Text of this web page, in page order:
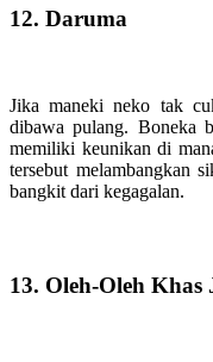
12. Daruma
Jika maneki neko tak
dibawa pulang. Boneka
memiliki keunikan di
tersebut melambangkan
bangkit dari kegagalan.
13. Oleh-Oleh Khas